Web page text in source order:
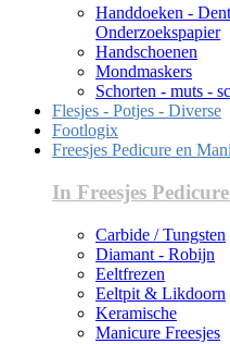
Handdoeken -
Onderzoekspapier
Handschoenen
Mondmaskers
Schorten - muts -
Flesjes - Potjes - Diverse
Footlogix
Freesjes Pedicure en
In Freesjes
Carbide / Tungsten
Diamant - Robijn
Eeltfrezen
Eeltpit & Likdoorn
Keramische
Manicure Freesjes